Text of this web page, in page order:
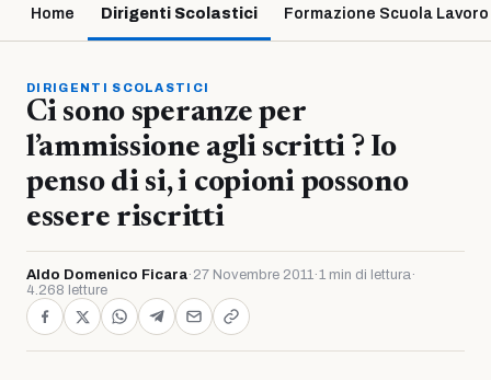
Home Dirigenti Scolastici Formazione Scuola Lavoro
DIRIGENTI SCOLASTICI
Ci sono speranze per
l’ammissione agli scritti ? Io
penso di si, i copioni possono
essere riscritti
Aldo Domenico Ficara· 27 Novembre 2011·1 min di lettura·
4.268 letture